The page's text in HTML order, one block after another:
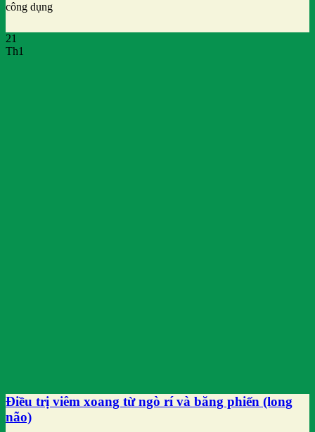
công dụng
21
Th1
Điều trị viêm xoang từ ngò rí và băng phiến (long
não)